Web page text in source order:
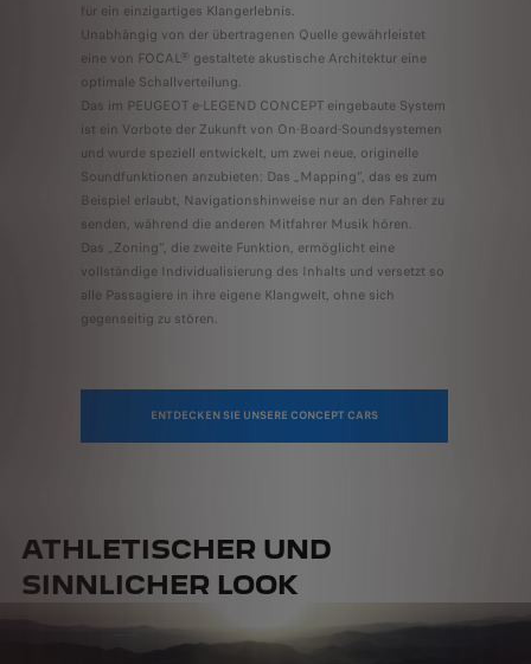
für ein einzigartiges Klangerlebnis.
Unabhängig von der übertragenen Quelle gewährleistet
eine von FOCAL® gestaltete akustische Architektur eine
optimale Schallverteilung.
Das im PEUGEOT e-LEGEND CONCEPT eingebaute System
ist ein Vorbote der Zukunft von On-Board-Soundsystemen
und wurde speziell entwickelt, um zwei neue, originelle
Soundfunktionen anzubieten: Das „Mapping“, das es zum
Beispiel erlaubt, Navigationshinweise nur an den Fahrer zu
senden, während die anderen Mitfahrer Musik hören.
Das „Zoning“, die zweite Funktion, ermöglicht eine
vollständige Individualisierung des Inhalts und versetzt so
alle Passagiere in ihre eigene Klangwelt, ohne sich
gegenseitig zu stören.
ENTDECKEN SIE UNSERE CONCEPT CARS
ATHLETISCHER UND
SINNLICHER LOOK